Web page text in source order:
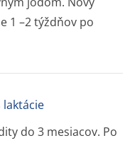
1 –2 týždňov po
laktácie
do 3 mesiacov. Po